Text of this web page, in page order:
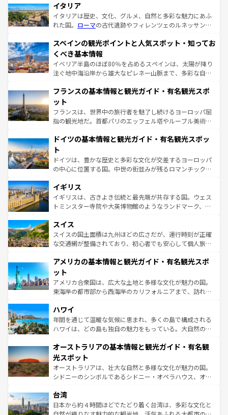
イタリア
イタリアは歴史、文化、グルメ、自然と多彩な魅力にあふ
れた国。 ローマの古代遺跡やフィレンツェのルネッサンス
ろん、トスカーナの美しい田園風景やアマルフィ海岸の絶
景など、自然景観も見逃せない。観光の合間には、本場の
ピザやパスタなど、絶品のイタリア料理を堪能することも
できる。朝目覚めてから夜眠るまで、すべての瞬間を楽し
なお、新着のイタリア情報はコンテンツ一覧を参照してほ
しい。
スペインの観光ポイントと人気スポット・知ってお
くべき基本情報
イベリア半島のほぼ80％を占めるスペインは、太陽が降り
注ぐ地中海沿岸から雄大なピレネー山脈まで、多彩な自然
文化が根付くこの国では、情熱的なフラメンコ、熱気あふ
れる闘牛、そして美味しいタパスが生活の一部となってい
る。首都マドリードの洗練された雰囲気や、バルセロナの
アートに溢れた街角から、地方では古代ローマ遺跡や中世
せる。地方によって風土や気候が異なるスペインはその個
ンテンツ一覧 を参照してほしい。
フランスの基本情報と観光ガイド・有名観光スポ
ット
フランスは、世界中の旅行者を魅了し続けるヨーロッパ屈
指の観光地だ。首都パリのエッフェル塔やルーブル美術館
で、幅広い魅力が詰まっている。華麗な宮殿、歴史的な大
聖堂、美しいビーチ、そして豊かな自然が、訪れる者を心
から魅了する。また、フランスは美食の国としても知ら
れ、フランス料理はユネスコ無形文化遺産にも登録されて
香り高いラベンダー畑など、多彩な楽しみ方が可能だ。さ
らに、パリ以外の地域にも魅力が溢れており、どの街角に
も豊かな歴史と文化が息づいている。パリ以外の個性あふ
を参照してほしい。
ドイツの基本情報と観光ガイド・有名観光スポッ
ト
ドイツは、豊かな歴史と多彩な文化が交差するヨーロッパ
の中心に位置する国。中世の街並みが残るロマンチック街
顔を持つこの国は、どこを歩いても飽きることがない。ベ
ルリンの文化的活気、バイエルン州のアルプスの絶景、そ
してライン川沿いのワイン畑といった風景は必見。ビール
は、お酒好きな人にはぜひ体験してほしい。 なお、新着の
ドイツ情報はコンテンツ一覧を参照してほしい。
イギリス
イギリスは、古きよき伝統と最先端が共存する国。ウェス
トミンスター寺院や大英博物館のようなランドマーク、歴
リアごとに異なる魅力がある。また、優雅なアフタヌーン
ティー、ビール好きにはたまらない英国パブ、サッカー観
戦など、本場だからこそできる体験も豊富。イギリスを旅
ンツ一覧を参照してほしい。
スイス
スイスの国土面積は九州ほどの広さだが、運行時刻が正確
な交通網が整備されており、初心者でも安心して個人旅行
の建物がそのまま残る町や、スイスならではのユニークな
博物館もあり、アルプス観光だけでなく町歩きも満喫する
ことができる。国民の所得が高いため物価も高いが、旅行
者向けの交通パス提供のサービスもあり、うまく活用すれ
着のスイス情報は
アメリカの基本情報と観光ガイド・有名観光スポ
ット
アメリカ合衆国は、広大な土地と多様な文化が魅力の国。
東海岸の都市部から西海岸のカリフォルニアまで、訪れる
のような巨大都市は、観光、ショッピング、エンターテイ
ンメントが詰まった刺激的なスポットだ。一方、アメリカ
西部には大自然が広がり、グランドキャニオンやイエロー
部のニューオーリンズでは、音楽と美食が融合した独特の
文化が魅力。旅行者はアメリカの各地域で異なる魅力を楽
しみながら、その多様性と豊かな歴史を感じることができ
るだろう。車でのロードトリップや列車の旅も、アメリカ
情報は
ハワイ
年間を通じて温暖な気候に恵まれ、多くの島で構成される
ハワイは、どの島も独自の魅力をもっている。大自然の神
ワイ島は見逃せない。また、定番の観光地といえばオアフ
島だが、静かな自然を求めるならマウイ島やカウアイ島が
おすすめ。エメラルドグリーンに輝く海をはじめ、豊かな
文化や歴史が息づいている。「アロハスピリット」と呼ば
人々、おいしいローカルフードやハワイアンミュージッ
ク、伝統的なフラダンスなど、すべてがハワイの魅力を彩
っている。訪れるたびに新しい発見と感動が待っているハ
オーストラリアの基本情報と観光ガイド・有名観
光スポット
オーストラリアは、壮大な自然と多様な文化が魅力の国。
シドニーのシンボルであるシドニー・オペラハウス、オー
リアリーフや大陸中央部にそびえるウルル（エアーズロッ
ク）、タスマニアの美しい原生林やケアンズの熱帯雨林な
ど、見どころがたくさん。また、カフェやワイン、オージ
台湾
日本から約４時間ほどでたどり着く台湾は、多彩な文化と